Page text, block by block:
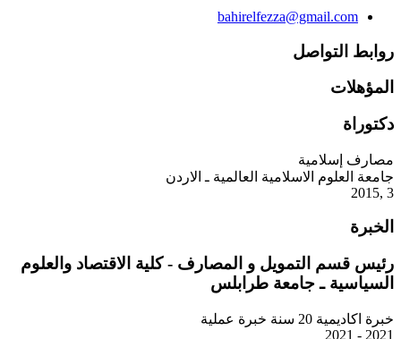
bahirelfezza@gmail.com
روابط التواصل
المؤهلات
دكتوراة
مصارف إسلامية
جامعة العلوم الاسلامية العالمية ـ الاردن
3 ,2015
الخبرة
رئيس قسم التمويل و المصارف - كلية الاقتصاد والعلوم
السياسية ـ جامعة طرابلس
خبرة اكاديمية 20 سنة خبرة عملية
2021 - 2021